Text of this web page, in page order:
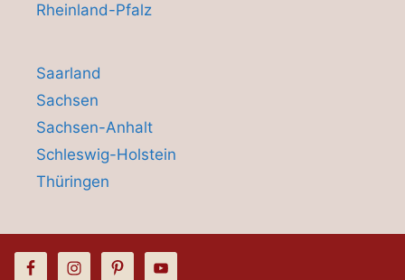
Rheinland-Pfalz
Saarland
Sachsen
Sachsen-Anhalt
Schleswig-Holstein
Thüringen